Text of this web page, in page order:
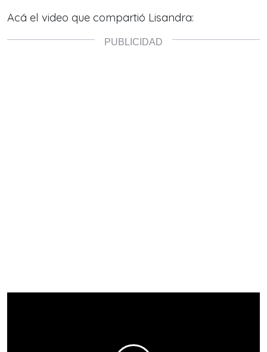
Acá el video que compartió Lisandra: